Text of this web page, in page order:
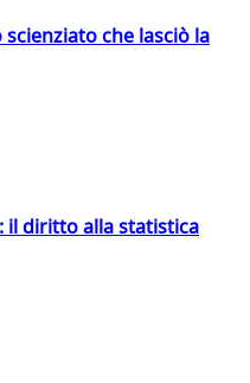
che lasciò la
il diritto alla statistica